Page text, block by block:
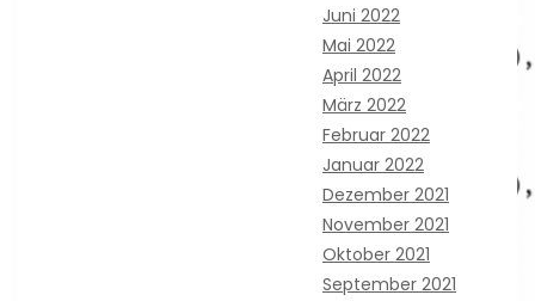
Juni 2022
Mai 2022
April 2022
März 2022
Februar 2022
Januar 2022
Dezember 2021
November 2021
Oktober 2021
September 2021